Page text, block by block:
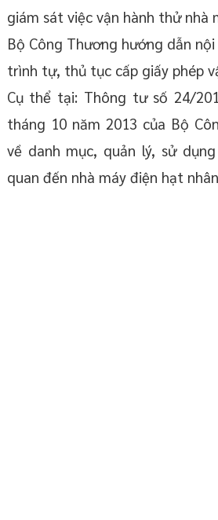
giám sát việc vận hành thử nhà
Bộ Công Thương hướng dẫn
trình tự, thủ tục cấp giấy phép
Cụ thể tại: Thông tư số 24/
tháng 10 năm 2013 của Bộ
về danh mục, quản lý, sử
quan đến nhà máy điện hạt